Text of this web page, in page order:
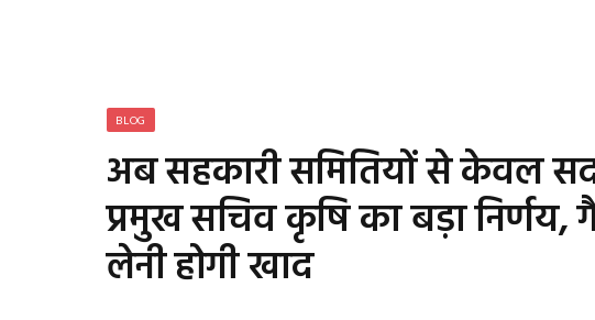
BLOG
अब सहकारी समितियों से केवल
प्रमुख सचिव कृषि का बड़ा निर्णय,
लेनी होगी खाद